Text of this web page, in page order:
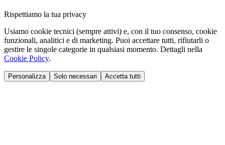
Rispettiamo la tua privacy
Usiamo cookie tecnici (sempre attivi) e, con il tuo consenso, cookie
funzionali, analitici e di marketing. Puoi accettare tutti, rifiutarli o
gestire le singole categorie in qualsiasi momento. Dettagli nella
Cookie Policy.
Personalizza Solo necessari Accetta tutti